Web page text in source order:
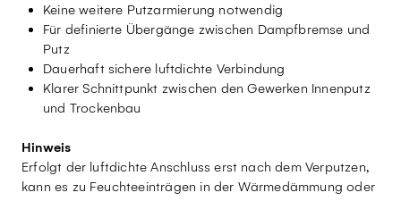
Keine weitere Putzarmierung notwendig
Für definierte Übergänge zwischen Dampfbremse und
Putz
Dauerhaft sichere luftdichte Verbindung
Klarer Schnittpunkt zwischen den Gewerken Innenputz
und Trockenbau
Hinweis
Erfolgt der luftdichte Anschluss erst nach dem Verputzen,
kann es zu Feuchteeinträgen in der Wärmedämmung oder